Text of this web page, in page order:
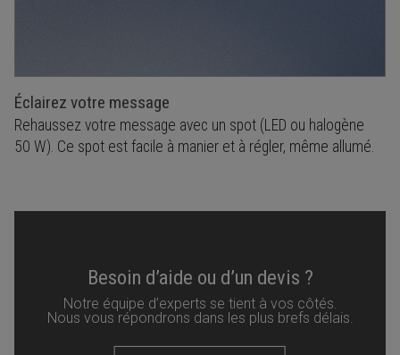
Éclairez votre message
Rehaussez votre message avec un spot (LED ou halogène
50 W). Ce spot est facile à manier et à régler, même allumé.
Besoin d’aide ou d’un devis ?
Notre équipe d’experts se tient à vos côtés.
Nous vous répondrons dans les plus brefs délais.